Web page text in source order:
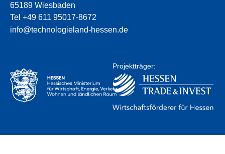
65189 Wiesbaden
Tel +49 611 95017-8672
info@technologieland-hessen.de
Projektträger: